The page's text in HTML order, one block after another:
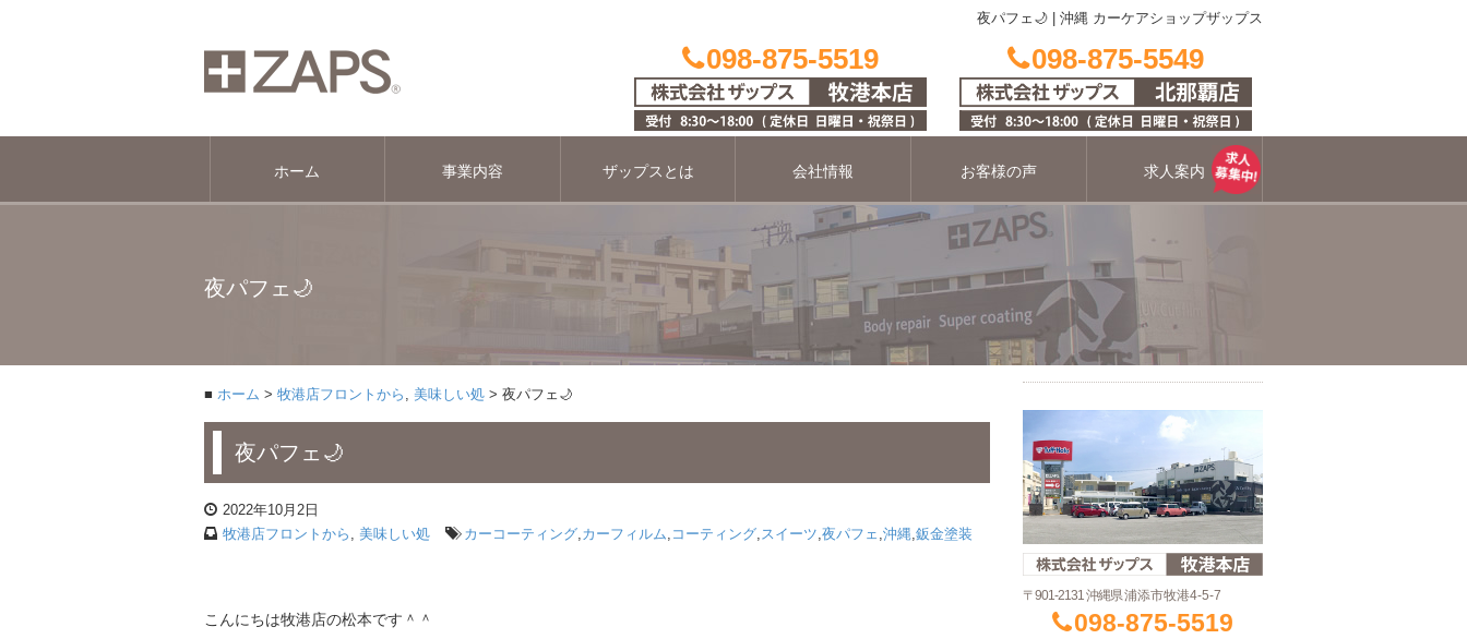
夜パフェ🌙 沖縄 カーケアショップザップス
098-875-5519 098-875-5549
ホーム 事業内容 ザップスとは 会社情報 お客様の声 求人案内
夜パフェ🌙
ホーム 牧港店フロントから , 美味しい処 夜パフェ🌙
夜パフェ🌙
2022年10月2日
牧港店フロントから , 美味しい処 カーコーティング,カーフィルム, コーティング,スイーツ,夜パフェ ,沖縄,鈑金塗装
こんにちは牧港店の松本です＾＾
〒901-2131 沖縄県浦添市牧港4-5-7
098-875-5519